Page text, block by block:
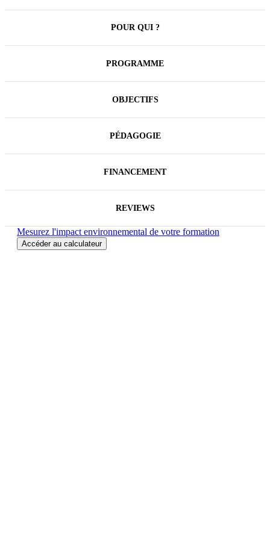
POUR QUI ?
PROGRAMME
OBJECTIFS
PÉDAGOGIE
FINANCEMENT
REVIEWS
Mesurez l'impact environnemental de votre formation
Accéder au calculateur